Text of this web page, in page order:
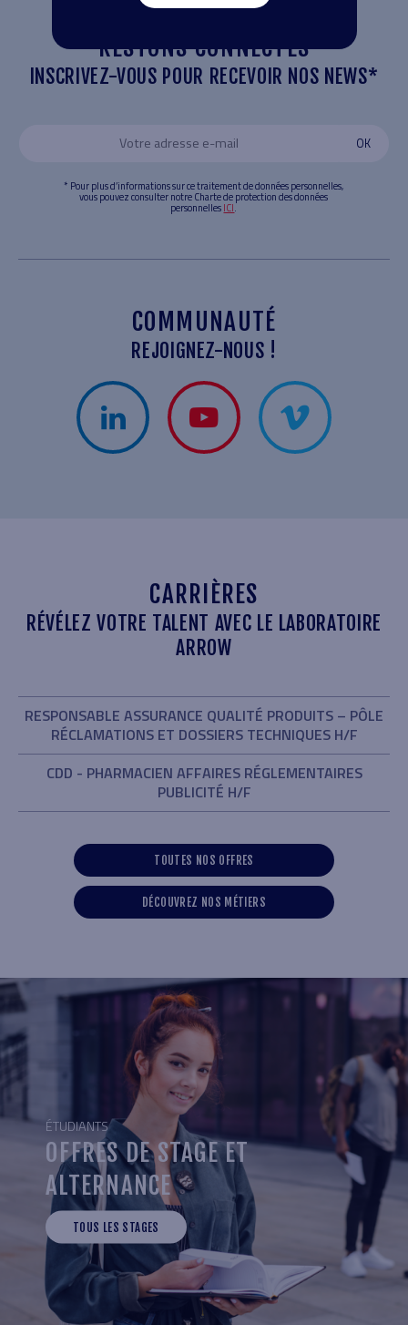
RESTONS CONNECTÉS
INSCRIVEZ-VOUS POUR RECEVOIR NOS NEWS*
* Pour plus d’informations sur ce traitement de données personnelles,
vous pouvez consulter notre Charte de protection des données
personnellesICI.
COMMUNAUTÉ
REJOIGNEZ-NOUS !
CARRIÈRES
RÉVÉLEZ VOTRE TALENT AVEC LE LABORATOIRE
ARROW
RESPONSABLE ASSURANCE QUALITÉ PRODUITS – PÔLE
RÉCLAMATIONS ET DOSSIERS TECHNIQUES H/F
CDD - PHARMACIEN AFFAIRES RÉGLEMENTAIRES
PUBLICITÉ H/F
TOUTES NOS OFFRES
DÉCOUVREZ NOS MÉTIERS
ÉTUDIANTS
OFFRES DE STAGE ET
ALTERNANCE
TOUS LES STAGES